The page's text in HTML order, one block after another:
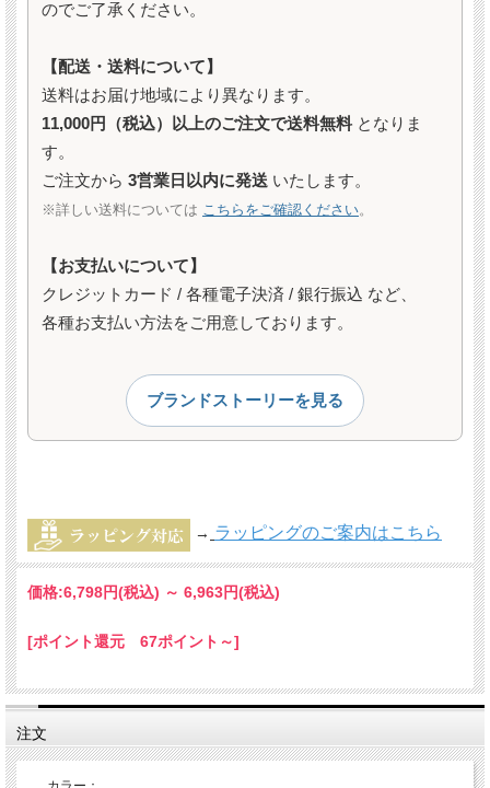
のでご了承ください。
【配送・送料について】
送料はお届け地域により異なります。
11,000円（税込）以上のご注文で送料無料 となりま
す。
ご注文から 3営業日以内に発送 いたします。
※詳しい送料については こちらをご確認ください。
【お支払いについて】
クレジットカード / 各種電子決済 / 銀行振込 など、
各種お支払い方法をご用意しております。
ブランドストーリーを見る
→ ラッピングのご案内はこちら
価格:6,798円(税込) ～ 6,963円(税込)
[ポイント還元 67ポイント～]
注文